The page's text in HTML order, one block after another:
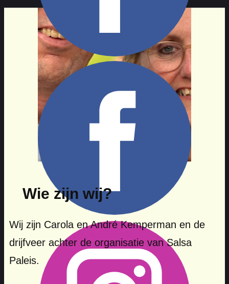
Wie zijn wij?
Wij zijn Carola en André Kemperman en de
drijfveer achter de organisatie van Salsa
Paleis.